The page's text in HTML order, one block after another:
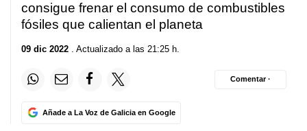
consigue frenar el consumo de combustibles
fósiles que calientan el planeta
09 dic 2022 . Actualizado a las 21:25 h.
Añade a La Voz de Galicia en Google
Comentar ·